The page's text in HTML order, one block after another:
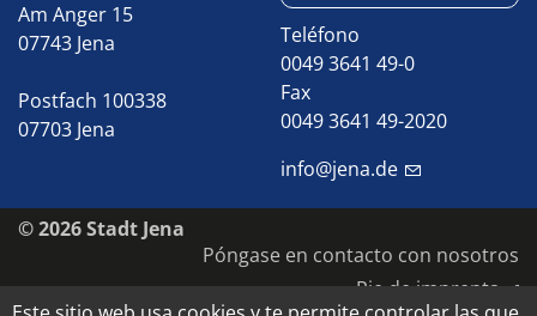
Am Anger 15
07743 Jena
Postfach 100338
07703 Jena
Teléfono
0049 3641 49-0
Fax
0049 3641 49-2020
info@jena.de
© 2026 Stadt Jena
Póngase en contacto con nosotros
Pie de imprenta